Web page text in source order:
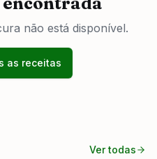
não está disponível.
as receitas
Ver todas